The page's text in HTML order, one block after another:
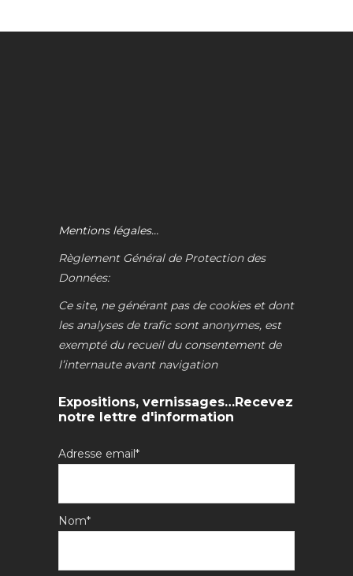
Mentions légales…
Règlement Général de Protection des
Données:
Ce site, ne générant pas de cookies et dont
les analyses de trafic sont anonymes, est
exempté du recueil du consentement de
l’internaute avant navigation
Expositions, vernissages…Recevez
notre lettre d'information
Adresse email*
Nom*